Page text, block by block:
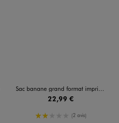
Sac banane grand format imprimé zèbre femme
22,99 €
2/5 de moyenne
(2 avis)